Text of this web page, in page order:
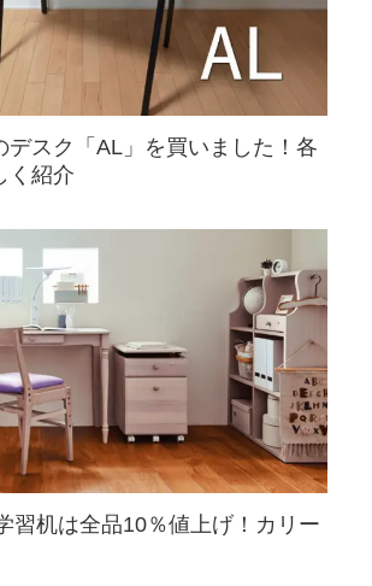
デスク「AL」を買いました！各
く紹介
習机は全品10％値上げ！カリー